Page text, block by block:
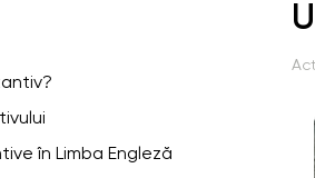
în Limba Engleză